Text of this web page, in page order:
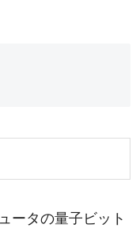
ータの量子ビット